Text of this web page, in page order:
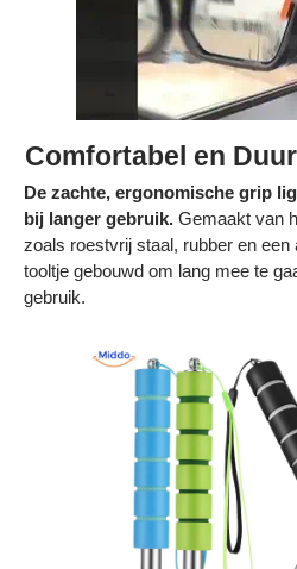
Comfortabel en
De zachte, ergonomische grip
bij langer gebruik. Gemaakt van
zoals roestvrij staal, rubber en
tooltje gebouwd om lang mee te
gebruik.